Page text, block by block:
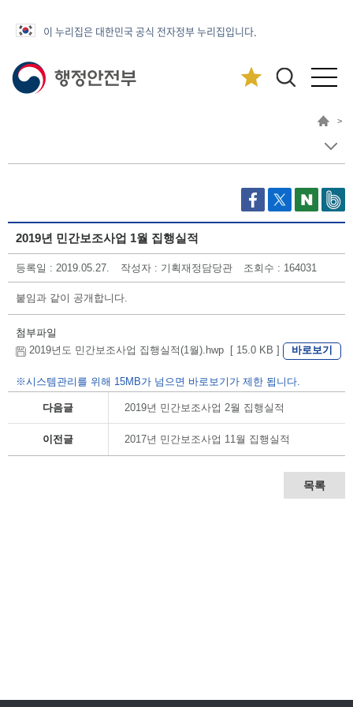
이 누리집은 대한민국 공식 전자정부 누리집입니다.
>
2019년 민간보조사업 1월 집행실적
등록일 : 2019.05.27. 작성자 : 기획재정담당관 조회수 : 164031
붙임과 같이 공개합니다.
첨부파일
2019년도 민간보조사업 집행실적(1월).hwp [ 15.0 KB ]
바로보기
※시스템관리를 위해 15MB가 넘으면 바로보기가 제한 됩니다.
다음글 2019년 민간보조사업 2월 집행실적
이전글 2017년 민간보조사업 11월 집행실적
목록